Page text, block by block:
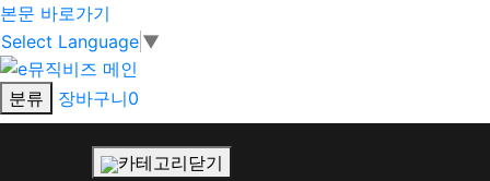
본문 바로가기
Select Language ▼
분류 장바구니0
회
카테고리닫기